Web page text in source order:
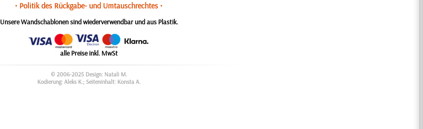
• Politik des Rückgabe- und Umtauschrechtes •
Unsere Wandschablonen sind wiederverwendbar und aus Plastik.
alle Preise inkl. MwSt
© 2006-2025 Design: Natali M.
Kodierung: Aleks K.; Seiteninhalt: Konsta A.